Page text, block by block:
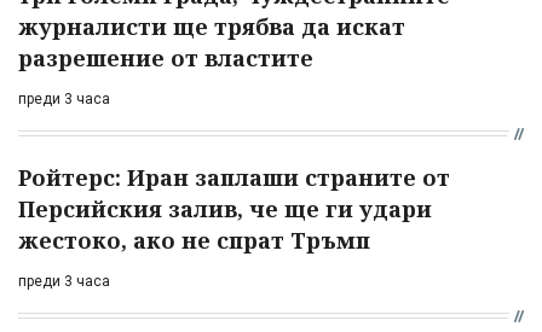
журналисти ще трябва да искат
разрешение от властите
преди 3 часа
Ройтерс: Иран заплаши страните от
Персийския залив, че ще ги удари
жестоко, ако не спрат Тръмп
преди 3 часа